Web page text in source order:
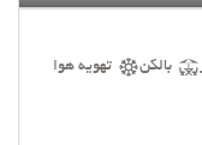
بالکن
تهویه هوا